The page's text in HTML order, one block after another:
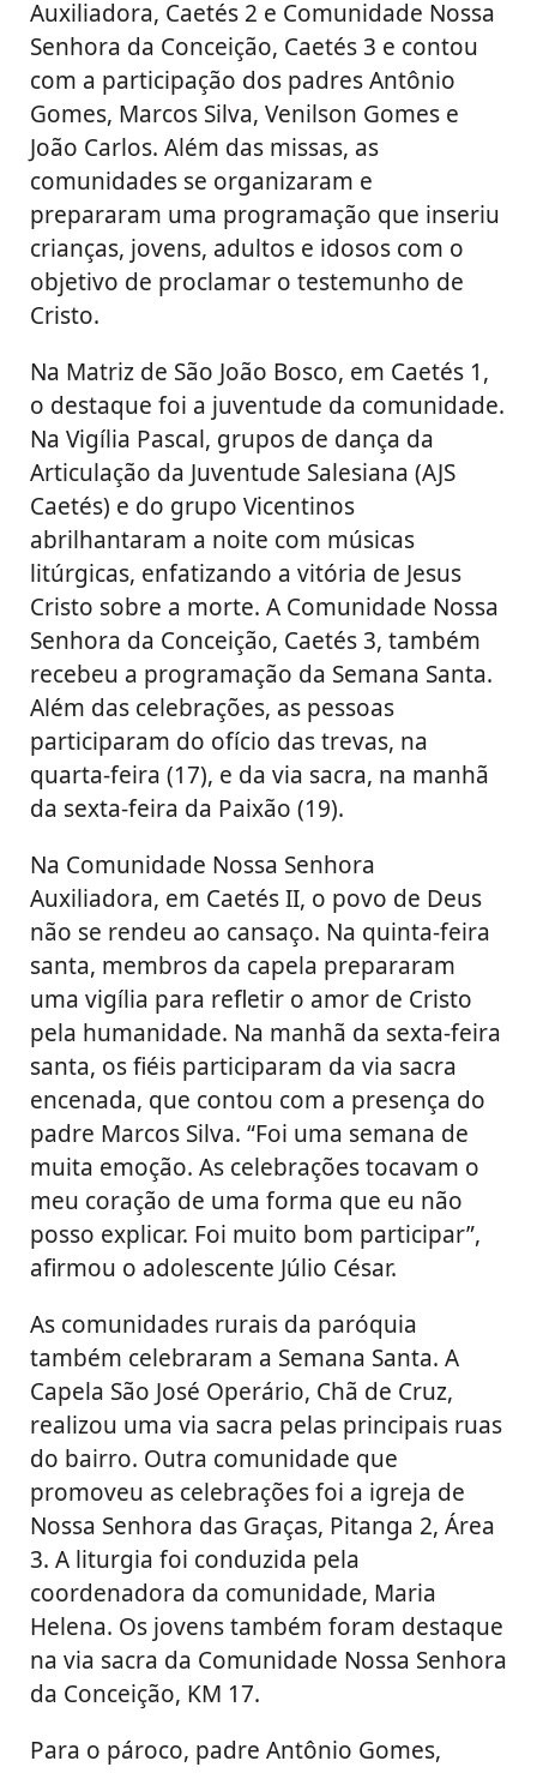
Auxiliadora, Caetés 2 e Comunidade Nossa
Senhora da Conceição, Caetés 3 e contou
com a participação dos padres Antônio
Gomes, Marcos Silva, Venilson Gomes e
João Carlos. Além das missas, as
comunidades se organizaram e
prepararam uma programação que inseriu
crianças, jovens, adultos e idosos com o
objetivo de proclamar o testemunho de
Cristo.
Na Matriz de São João Bosco, em Caetés 1,
o destaque foi a juventude da comunidade.
Na Vigília Pascal, grupos de dança da
Articulação da Juventude Salesiana (AJS
Caetés) e do grupo Vicentinos
abrilhantaram a noite com músicas
litúrgicas, enfatizando a vitória de Jesus
Cristo sobre a morte. A Comunidade Nossa
Senhora da Conceição, Caetés 3, também
recebeu a programação da Semana Santa.
Além das celebrações, as pessoas
participaram do ofício das trevas, na
quarta-feira (17), e da via sacra, na manhã
da sexta-feira da Paixão (19).
Na Comunidade Nossa Senhora
Auxiliadora, em Caetés II, o povo de Deus
não se rendeu ao cansaço. Na quinta-feira
santa, membros da capela prepararam
uma vigília para refletir o amor de Cristo
pela humanidade. Na manhã da sexta-feira
santa, os fiéis participaram da via sacra
encenada, que contou com a presença do
padre Marcos Silva. “Foi uma semana de
muita emoção. As celebrações tocavam o
meu coração de uma forma que eu não
posso explicar. Foi muito bom participar”,
afirmou o adolescente Júlio César.
As comunidades rurais da paróquia
também celebraram a Semana Santa. A
Capela São José Operário, Chã de Cruz,
realizou uma via sacra pelas principais ruas
do bairro. Outra comunidade que
promoveu as celebrações foi a igreja de
Nossa Senhora das Graças, Pitanga 2, Área
3. A liturgia foi conduzida pela
coordenadora da comunidade, Maria
Helena. Os jovens também foram destaque
na via sacra da Comunidade Nossa Senhora
da Conceição, KM 17.
Para o pároco, padre Antônio Gomes,